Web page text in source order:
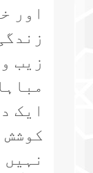
اور
زیب
ایک